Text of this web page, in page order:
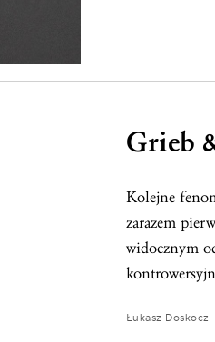
Grieb
Kolejne
zarazem
widocznym
Łukasz Doskocz